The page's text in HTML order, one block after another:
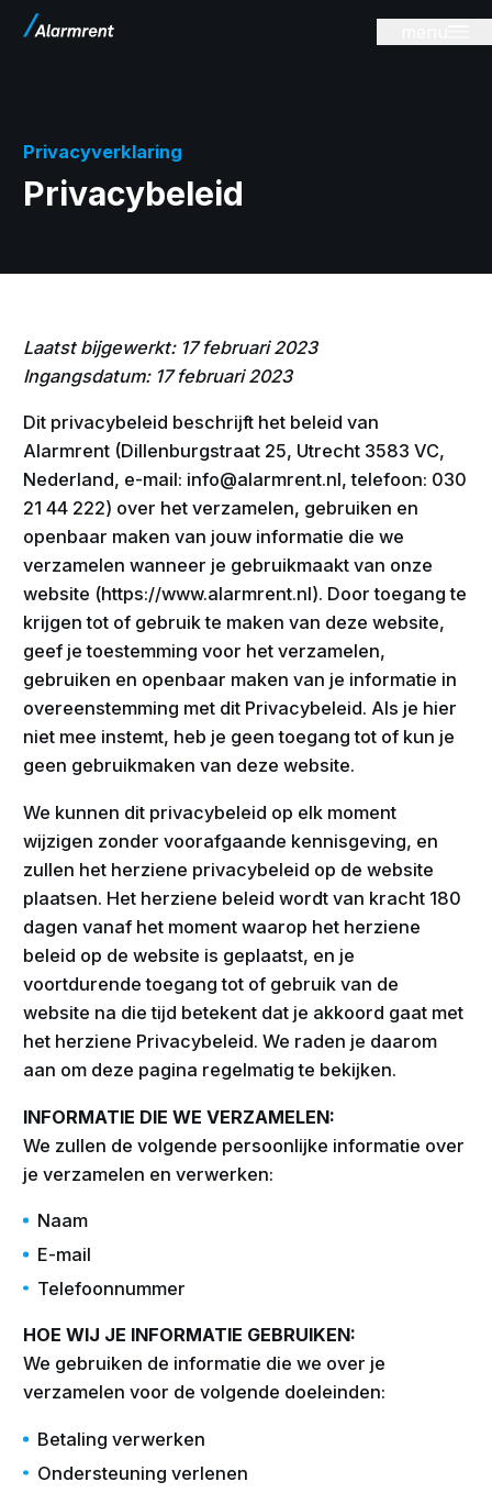
Privacyverklaring
Privacybeleid
Laatst bijgewerkt: 17 februari 2023
Ingangsdatum: 17 februari 2023
Dit privacybeleid beschrijft het beleid van
Alarmrent (Dillenburgstraat 25, Utrecht 3583 VC,
Nederland, e-mail: info@alarmrent.nl, telefoon: 030
21 44 222) over het verzamelen, gebruiken en
openbaar maken van jouw informatie die we
verzamelen wanneer je gebruikmaakt van onze
website (https://www.alarmrent.nl). Door toegang te
krijgen tot of gebruik te maken van deze website,
geef je toestemming voor het verzamelen,
gebruiken en openbaar maken van je informatie in
overeenstemming met dit Privacybeleid. Als je hier
niet mee instemt, heb je geen toegang tot of kun je
geen gebruikmaken van deze website.
We kunnen dit privacybeleid op elk moment
wijzigen zonder voorafgaande kennisgeving, en
zullen het herziene privacybeleid op de website
plaatsen. Het herziene beleid wordt van kracht 180
dagen vanaf het moment waarop het herziene
beleid op de website is geplaatst, en je
voortdurende toegang tot of gebruik van de
website na die tijd betekent dat je akkoord gaat met
het herziene Privacybeleid. We raden je daarom
aan om deze pagina regelmatig te bekijken.
INFORMATIE DIE WE VERZAMELEN:
We zullen de volgende persoonlijke informatie over
je verzamelen en verwerken:
Naam
E-mail
Telefoonnummer
HOE WIJ JE INFORMATIE GEBRUIKEN:
We gebruiken de informatie die we over je
verzamelen voor de volgende doeleinden:
Betaling verwerken
Ondersteuning verlenen